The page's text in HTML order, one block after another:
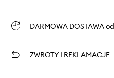
DARMOWA DOSTAWA od
ZWROTY I REKLAMACJE